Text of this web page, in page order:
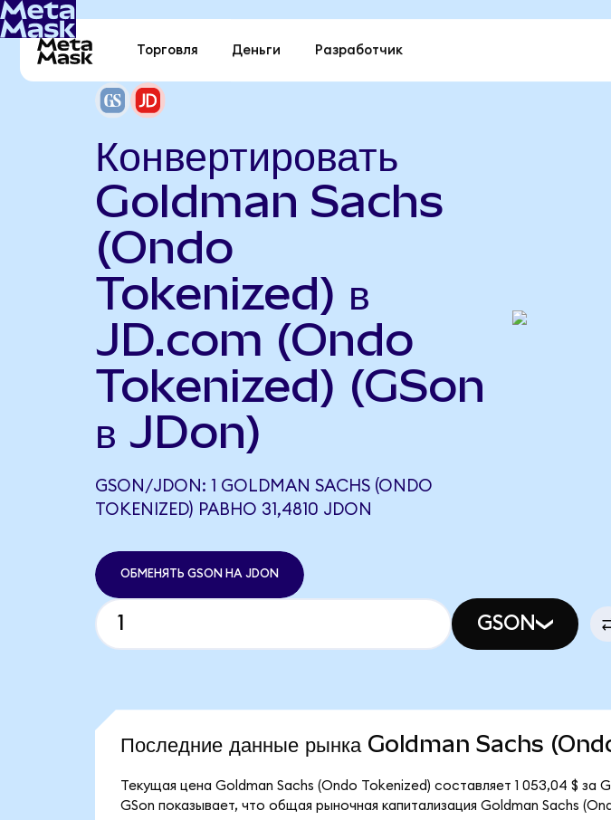
Торговля Деньги Разработчик
Конвертировать
Goldman Sachs
(Ondo
Tokenized) в
JD.com (Ondo
Tokenized) (GSon
в JDon)
GSON/JDON: 1 GOLDMAN SACHS (ONDO
TOKENIZED) РАВНО 31,4810 JDON
ОБМЕНЯТЬ GSON НА JDON
GSON
Последние данные рынка Goldman Sachs
Текущая цена Goldman Sachs (Ondo Tokenized) составляет 1 053,04 $ за
GSon показывает, что общая рыночная капитализация Goldman Sachs